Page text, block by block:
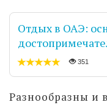
Отдых в ОАЭ:
351
Разнообразны и